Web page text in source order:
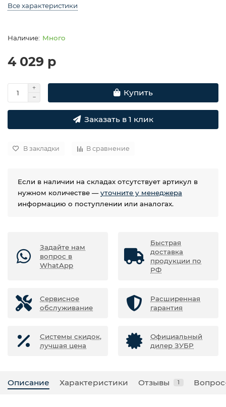
Все характеристики
Много
4 029 р
Купить
Заказать в 1 клик
В закладки В сравнение
Если в наличии на складах отсутствует артикул в
нужном количестве —уточните у менеджера
информацию о поступлении или аналогах.
Задайте нам
вопрос в
WhatApp
Быстрая
доставка
продукции по
РФ
Сервисное
обслуживание
Расширенная
гарантия
Системы скидок,
лучшая цена
Официальный
дилер ЗУБР
Описание Характеристики Отзывы 1